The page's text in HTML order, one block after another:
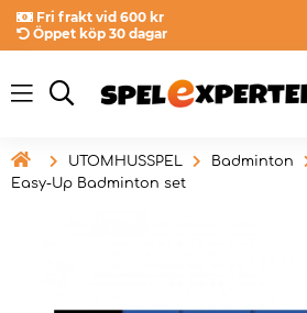
Fri frakt vid 600 kr
Öppet köp 30 dagar
 UTOMHUSSPEL
Badminton
Easy-Up Badminton set